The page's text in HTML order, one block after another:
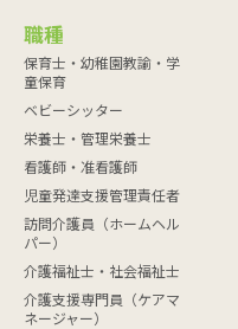
職種
保育士・幼稚園教諭・学
童保育
ベビーシッター
栄養士・管理栄養士
看護師・准看護師
児童発達支援管理責任者
訪問介護員（ホームヘル
パー）
介護福祉士・社会福祉士
介護支援専門員（ケアマ
ネージャー）